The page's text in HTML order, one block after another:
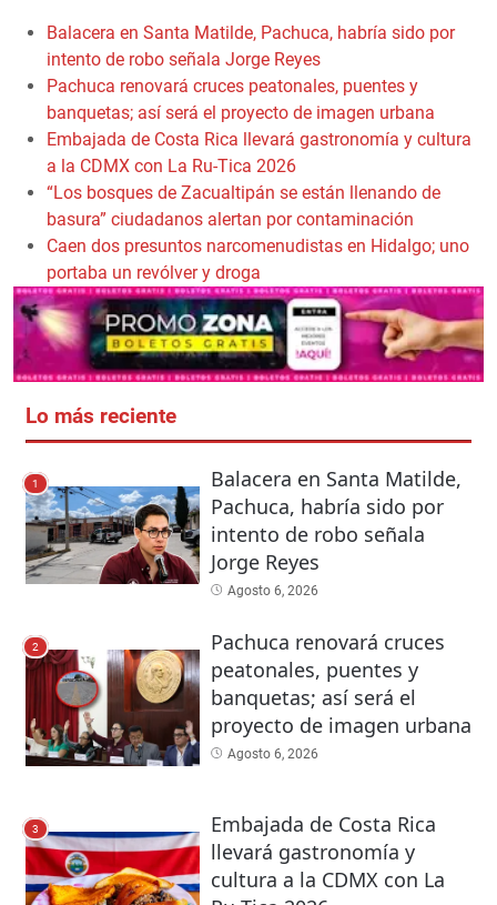
Balacera en Santa Matilde, Pachuca, habría sido por
intento de robo señala Jorge Reyes
Pachuca renovará cruces peatonales, puentes y
banquetas; así será el proyecto de imagen urbana
Embajada de Costa Rica llevará gastronomía y cultura
a la CDMX con La Ru-Tica 2026
“Los bosques de Zacualtipán se están llenando de
basura” ciudadanos alertan por contaminación
Caen dos presuntos narcomenudistas en Hidalgo; uno
portaba un revólver y droga
Lo más reciente
1
Balacera en Santa Matilde,
Pachuca, habría sido por
intento de robo señala
Jorge Reyes
Agosto 6, 2026
2
Pachuca renovará cruces
peatonales, puentes y
banquetas; así será el
proyecto de imagen urbana
Agosto 6, 2026
3
Embajada de Costa Rica
llevará gastronomía y
cultura a la CDMX con La